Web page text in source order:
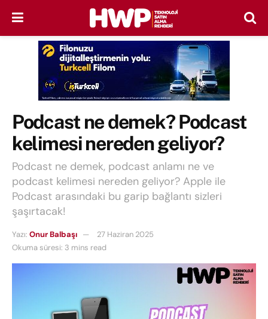
Podcast ne demek? Podcast
kelimesi nereden geliyor?
Podcast ne demek, podcast anlamı ne ve
podcast kelimesi nereden geliyor? Apple ile
Podcast arasındaki bu garip bağlantı sizleri
şaşırtacak!
Yazı: Onur Balbaşı
27 Haziran 2025
Okuma süresi: 3 mins read